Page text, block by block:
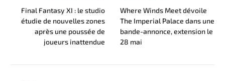
Final Fantasy XI : le studio
étudie de nouvelles zones
après une poussée de
joueurs inattendue
Where Winds Meet dévoile
The Imperial Palace dans une
bande-annonce, extension le
28 mai